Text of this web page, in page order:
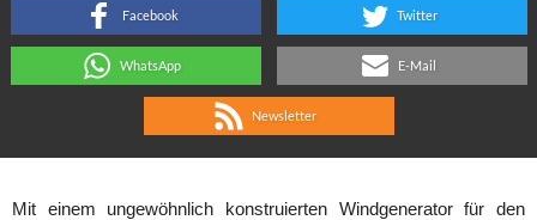
Facebook Twitter
WhatsApp E-Mail
Newsletter
Mit einem ungewöhnlich konstruierten Windgenerator für den